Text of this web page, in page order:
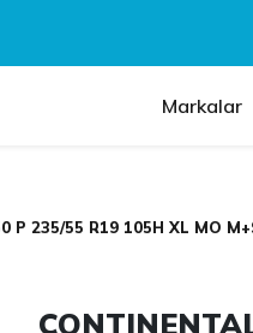
Markalar
235/55 R19 105H XL MO